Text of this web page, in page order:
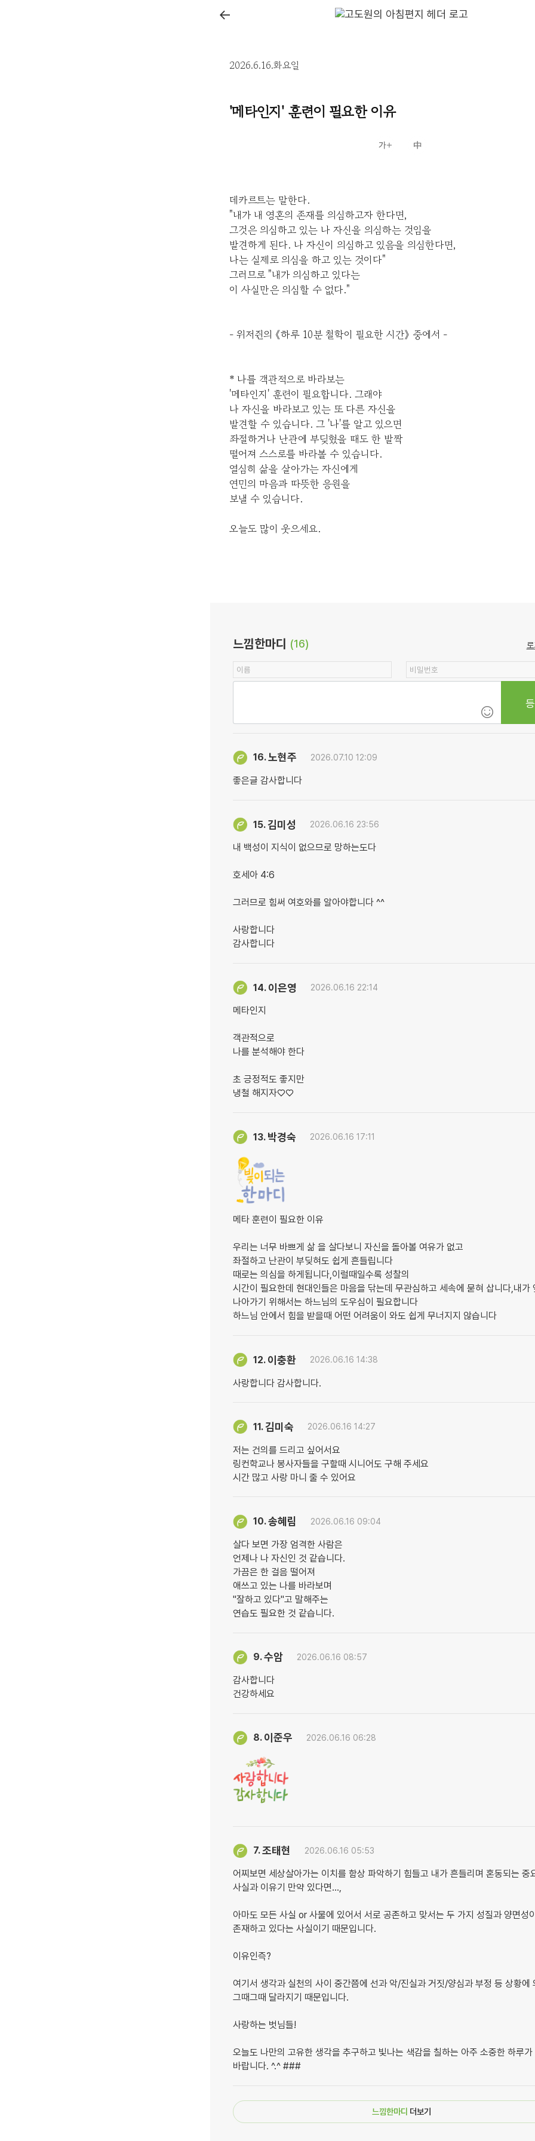
←
2026.6.16.화요일
'메타인지' 훈련이 필요한 이유
데카르트는 말한다.
"내가 내 영혼의 존재를 의심하고자 한다면,
그것은 의심하고 있는 나 자신을 의심하는 것임을
발견하게 된다. 나 자신이 의심하고 있음을 의심한다면,
나는 실제로 의심을 하고 있는 것이다"
그러므로 "내가 의심하고 있다는
이 사실만은 의심할 수 없다."
- 위저쥔의 《하루 10분 철학이 필요한 시간》 중에서 -
* 나를 객관적으로 바라보는
'메타인지' 훈련이 필요합니다. 그래야
나 자신을 바라보고 있는 또 다른 자신을
발견할 수 있습니다. 그 '나'를 알고 있으면
좌절하거나 난관에 부딪혔을 때도 한 발짝
떨어져 스스로를 바라볼 수 있습니다.
열심히 삶을 살아가는 자신에게
연민의 마음과 따뜻한 응원을
보낼 수 있습니다.
오늘도 많이 웃으세요.
느낌한마디 (16)
16.노현주 2026.07.10 12:09
좋은글 감사합니다
15.김미성 2026.06.16 23:56
내 백성이 지식이 없으므로 망하는도다
호세아 4:6
그러므로 힘써 여호와를 알아야합니다 ^^
사랑합니다
감사합니다
14. 이은영 2026.06.16 22:14
메타인지
객관적으로
나를 분석해야 한다
초 긍정적도 좋지만
냉철 해지자♡♡
13. 박경숙 2026.06.16 17:11
메타 훈련이 필요한 이유
우리는 너무 바쁘게 삶 을 살다보니 자신을 돌아볼 여유가 없고
좌절하고 난관이 부딪혀도 쉽게 흔들립니다
때로는 의심을 하게됩니다,이럴때일수록 성찰의
시간이 필요한데 현대인들은 마음을 닦는데 무관심하고 세속에 묻혀 삽니다,내가
나아가기 위해서는 하느님의 도우심이 필요합니다
하느님 안에서 힘을 받을때 어떤 어려움이 와도 쉽게 무너지지 않습니다
12. 이충환 2026.06.16 14:38
사랑합니다 감사합니다.
11.김미숙 2026.06.16 14:27
저는 건의를 드리고 싶어서요
링컨학교나 봉사자들을 구할때 시니어도 구해 주세요
시간 많고 사랑 마니 줄 수 있어요
10.송혜림 2026.06.16 09:04
살다 보면 가장 엄격한 사람은
언제나 나 자신인 것 같습니다.
가끔은 한 걸음 떨어져
애쓰고 있는 나를 바라보며
"잘하고 있다"고 말해주는
연습도 필요한 것 같습니다.
9.수암 2026.06.16 08:57
감사합니다
건강하세요
8. 이준우 2026.06.16 06:28
7.조태현 2026.06.16 05:53
어찌보면 세상살아가는 이치를 함상 파악하기 힘들고 내가 흔들리며 혼동되는 중
사실과 이유기 만약 있다면...,
아마도 모든 사실 or 사물에 있어서 서로 공존하고 맞서는 두 가지 성질과 양면성
존재하고 있다는 사실이기 때문입니다.
이유인즉?
여기서 생각과 실천의 사이 중간쯤에 선과 악/진실과 거짓/양심과 부정 등 상황에
그때그때 달라지기 때문입니다.
사랑하는 벗님들!
오늘도 나만의 고유한 생각을 추구하고 빛나는 색감을 칠하는 아주 소중한 하루
바랍니다. ^.^ ###
느낌한마디 더보기